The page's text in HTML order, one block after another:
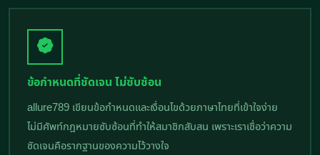
ข้อกำหนดที่ชัดเจน ไม่ซับซ้อน
allure789 เขียนข้อกำหนดและเงื่อนไขด้วยภาษาไทยที่เข้าใจง่าย
ไม่มีศัพท์กฎหมายซับซ้อนที่ทำให้สมาชิกสับสน เพราะเราเชื่อว่าความ
ชัดเจนคือรากฐานของความไว้วางใจ